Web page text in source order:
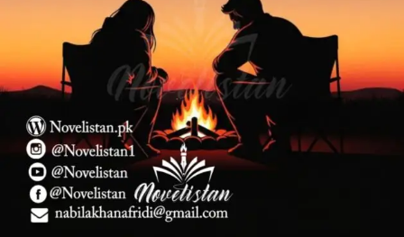
Nikkah
چٹاخ۔۔۔۔۔ چٹاخ ۔۔۔۔۔۔۔چٹاخ۔۔
بتاؤ کس کی اولاد ہے یہ جواب دو اب تو کچھ بتا دو کس نے کیا تھا
تمہارے ساتھ وہ سب ۔۔۔ نادیہ (پھوپو) نے ایمان کے گالوں
پر تین تھپڑ مارے تھے ۔۔۔۔
ارے لڑکی کچھ تو بولو جواب دو پہلے تو بڑی گس بھر زبان چلتی
تھی اب کیا ہو گیا ۔۔۔ کیسی تربیت کی ہے تمہاری ماں نے
پہلے تمہارے بھائی نے کارنامہ کیا تھا اب تم تو اسے بھی دو ہاتھ